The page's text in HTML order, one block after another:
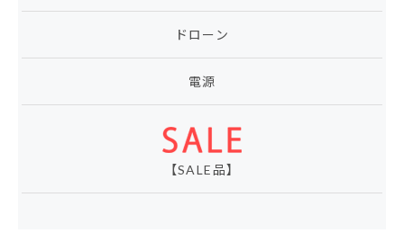
ドローン
電源
【SALE品】